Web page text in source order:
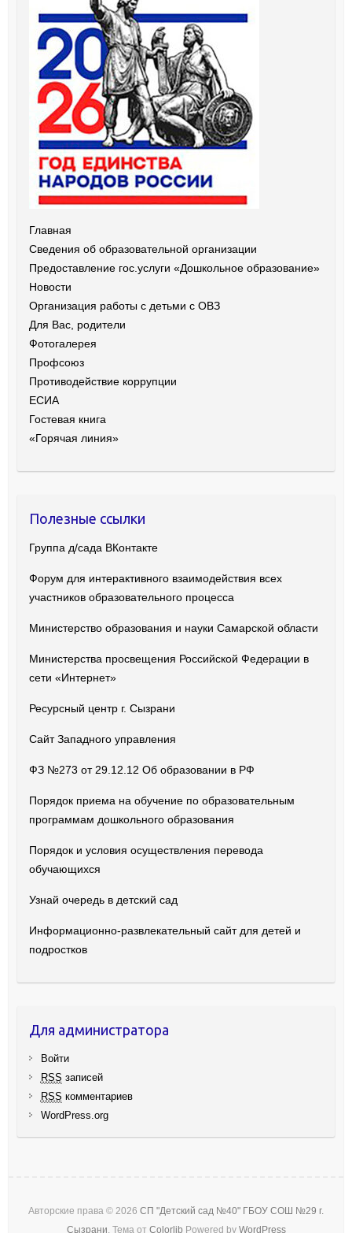
Главная
Сведения об образовательной организации
Предоставление гос.услуги «Дошкольное образование»
Новости
Организация работы с детьми с ОВЗ
Для Вас, родители
Фотогалерея
Профсоюз
Противодействие коррупции
ЕСИА
Гостевая книга
«Горячая линия»
Полезные ссылки
Группа д/сада ВКонтакте
Форум для интерактивного взаимодействия всех
участников образовательного процесса
Министерство образования и науки Самарской области
Министерства просвещения Российской Федерации в
сети «Интернет»
Ресурсный центр г. Сызрани
Сайт Западного управления
ФЗ №273 от 29.12.12 Об образовании в РФ
Порядок приема на обучение по образовательным
программам дошкольного образования
Порядок и условия осуществления перевода
обучающихся
Узнай очередь в детский сад
Информационно-развлекательный сайт для детей и
подростков
Для администратора
Войти
RSS записей
RSS комментариев
WordPress.org
Авторские права © 2026 СП "Детский сад №40" ГБОУ СОШ №29 г.
Сызрани. Тема от Colorlib Powered by WordPress